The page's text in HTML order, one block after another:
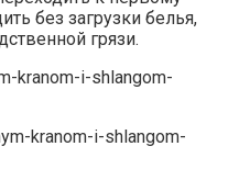
без загрузки белья,
грязи.